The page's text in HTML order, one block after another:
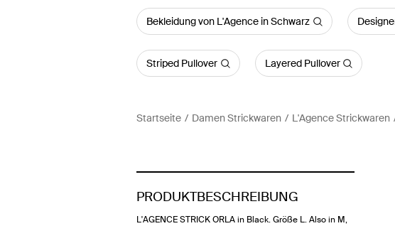
Bekleidung von L'Agence in Schwarz
Striped Pullover Layered Pullover
Startseite Damen Strickwaren L'Agence Strickwaren
PRODUKTBESCHREIBUNG
L'AGENCE STRICK ORLA in Black. Größe L. Also in M,